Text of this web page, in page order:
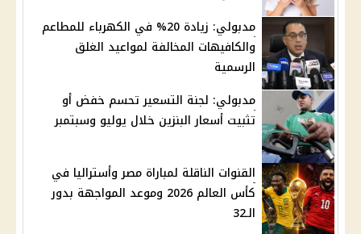
مدبولي: زيادة 20% في الكهرباء للمطاعم
والكافيهات المخالفة لمواعيد الغلق
الرسمية
مدبولي: لجنة التسعير تحسم خفض أو
تثبيت أسعار البنزين خلال يوليو وسبتمبر
القنوات الناقلة لمباراة مصر وأستراليا في
كأس العالم 2026 وموعد المواجهة بدور
الـ32